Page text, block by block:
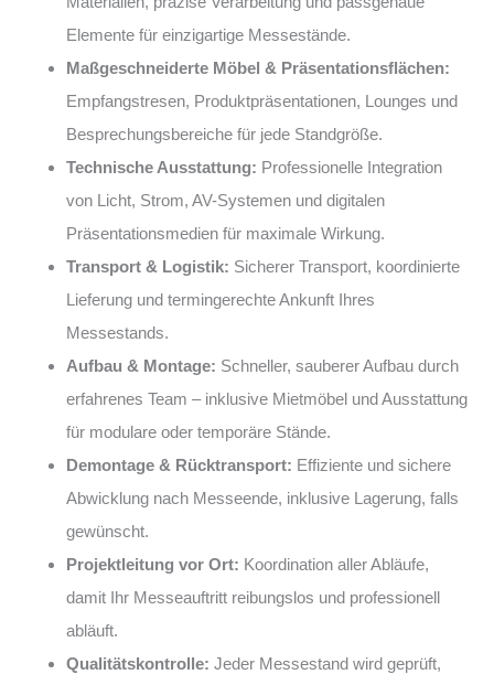
Elemente für einzigartige Messestände.
Maßgeschneiderte Möbel & Präsentationsflächen:
Empfangstresen, Produktpräsentationen, Lounges und
Besprechungsbereiche für jede Standgröße.
Technische Ausstattung: Professionelle Integration
von Licht, Strom, AV-Systemen und digitalen
Präsentationsmedien für maximale Wirkung.
Transport & Logistik: Sicherer Transport, koordinierte
Lieferung und termingerechte Ankunft Ihres
Messestands.
Aufbau & Montage: Schneller, sauberer Aufbau durch
erfahrenes Team – inklusive Mietmöbel und Ausstattung
für modulare oder temporäre Stände.
Demontage & Rücktransport: Effiziente und sichere
Abwicklung nach Messeende, inklusive Lagerung, falls
gewünscht.
Projektleitung vor Ort: Koordination aller Abläufe,
damit Ihr Messeauftritt reibungslos und professionell
abläuft.
Qualitätskontrolle: Jeder Messestand wird geprüft,